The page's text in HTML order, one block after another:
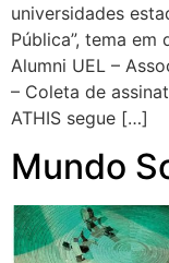
universidades
Pública”, tema
Alumni UEL –
– Coleta de
ATHIS segue […]
Mundo